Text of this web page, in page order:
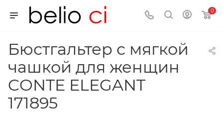
0
Бюстгальтер с мягкой
чашкой для женщин
CONTE ELEGANT
171895